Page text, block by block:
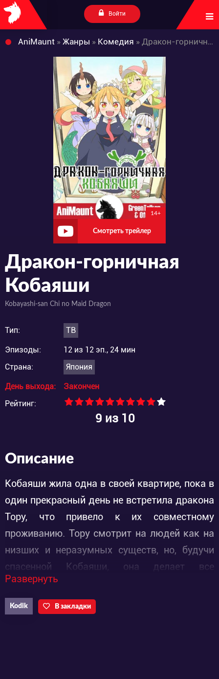
Войти
AniMaunt » Жанры » Комедия » Дракон-горничная Кобаяши
14+
Смотреть трейлер
Дракон-горничная
Кобаяши
Kobayashi-san Chi no Maid Dragon
Тип: ТВ
Эпизоды:
12 из 12 эп., 24 мин
Страна:
Япония
День выхода:
Закончен
Рейтинг:
9 из 10
Описание
Кобаяши жила одна в своей квартире, пока в
один прекрасный день не встретила дракона
Тору, что привело к их совместному
проживанию. Тору смотрит на людей как на
низших и неразумных существ, но, будучи
спасенной Кобаяши, она делает все
возможное, чтобы вернуть долг за свое
спасение, хотя у нее не все
получается.Мифическая повседневная
Развернуть
Kodik В закладки